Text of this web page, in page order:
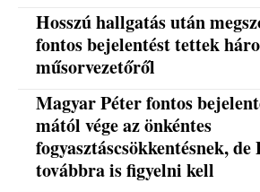
Hosszú hallgatás után
fontos bejelentést tettek
műsorvezetőről
Magyar Péter fontos
mától vége az önkéntes
fogyasztáscsökkentésnek,
továbbra is figyelni kell